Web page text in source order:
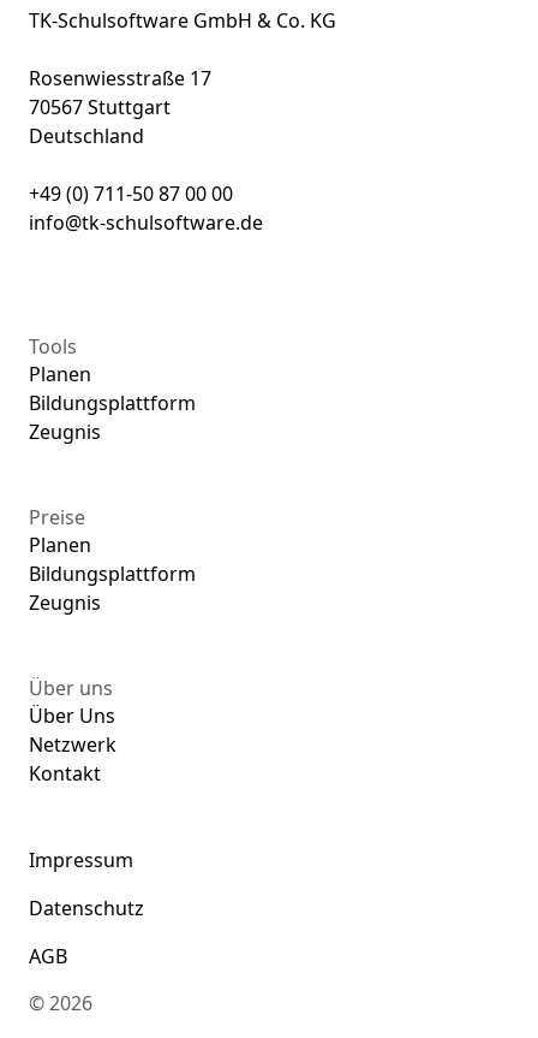
TK-Schulsoftware GmbH & Co. KG
Rosenwiesstraße 17
70567 Stuttgart
Deutschland
+49 (0) 711-50 87 00 00
info@tk-schulsoftware.de
Tools
Planen
Bildungsplattform
Zeugnis
Preise
Planen
Bildungsplattform
Zeugnis
Über uns
Über Uns
Netzwerk
Kontakt
Impressum
Datenschutz
AGB
©2026